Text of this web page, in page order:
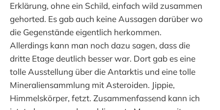
Erklärung, ohne ein Schild, einfach wild zusammen
gehorted. Es gab auch keine Aussagen darüber wo
die Gegenstände eigentlich herkommen.
Allerdings kann man noch dazu sagen, dass die
dritte Etage deutlich besser war. Dort gab es eine
tolle Ausstellung über die Antarktis und eine tolle
Mineraliensammlung mit Asteroiden. Jippie,
Himmelskörper, fetzt. Zusammenfassend kann ich